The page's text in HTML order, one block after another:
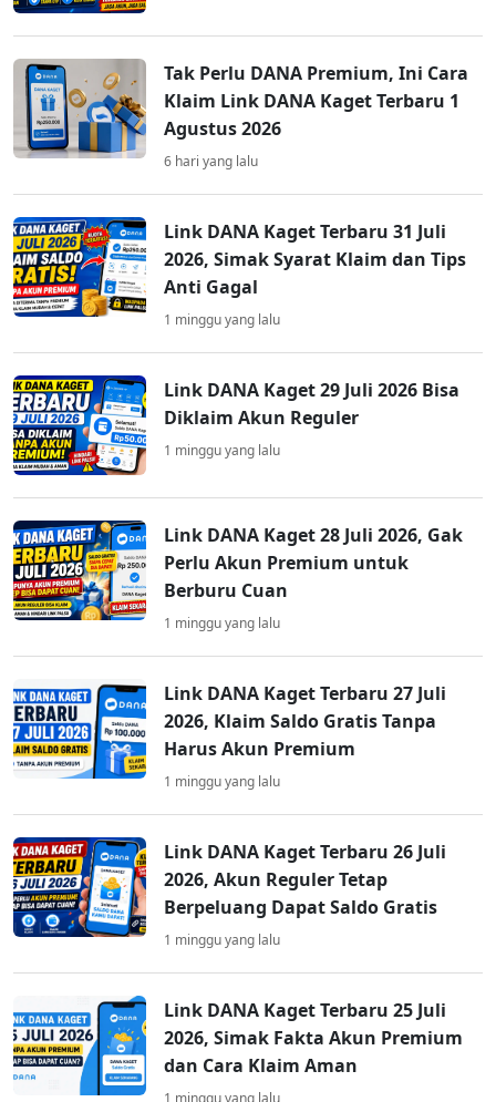
Tak Perlu DANA Premium, Ini Cara
Klaim Link DANA Kaget Terbaru 1
Agustus 2026
6 hari yang lalu
Link DANA Kaget Terbaru 31 Juli
2026, Simak Syarat Klaim dan Tips
Anti Gagal
1 minggu yang lalu
Link DANA Kaget 29 Juli 2026 Bisa
Diklaim Akun Reguler
1 minggu yang lalu
Link DANA Kaget 28 Juli 2026, Gak
Perlu Akun Premium untuk
Berburu Cuan
1 minggu yang lalu
Link DANA Kaget Terbaru 27 Juli
2026, Klaim Saldo Gratis Tanpa
Harus Akun Premium
1 minggu yang lalu
Link DANA Kaget Terbaru 26 Juli
2026, Akun Reguler Tetap
Berpeluang Dapat Saldo Gratis
1 minggu yang lalu
Link DANA Kaget Terbaru 25 Juli
2026, Simak Fakta Akun Premium
dan Cara Klaim Aman